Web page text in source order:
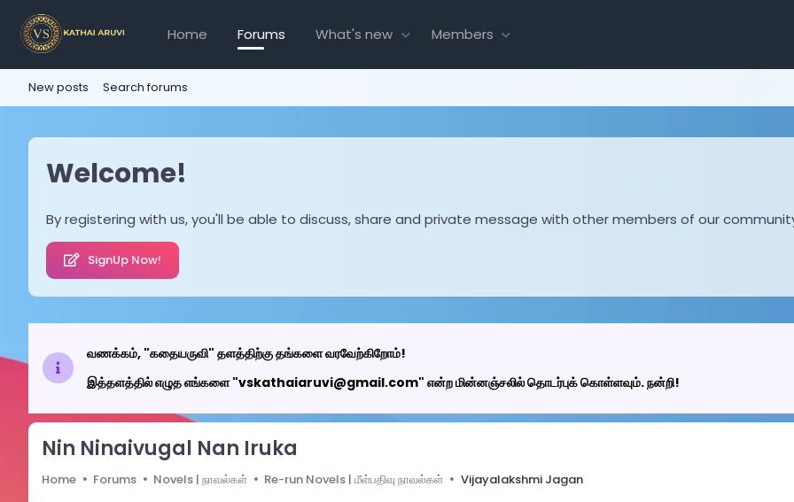
Home Forums What's new Members
New posts Search forums
Welcome!
By registering with us, you'll be able to discuss, share and private message with other members of our
SignUp Now!
வணக்கம், "கதையருவி" தளத்திற்கு தங்களை வரவேற்கிறோம்!
இத்தளத்தில் எழுத எங்களை "vskathaiaruvi@gmail.com" என்ற மின்னஞ்சலில் தொடர்புக் கொள்ளவும். நன்றி!
Nin Ninaivugal Nan Iruka
Home Forums Novels | நாவல்கள் Re-run Novels | மீள்பதிவு நாவல்கள் Vijayalakshmi Jagan